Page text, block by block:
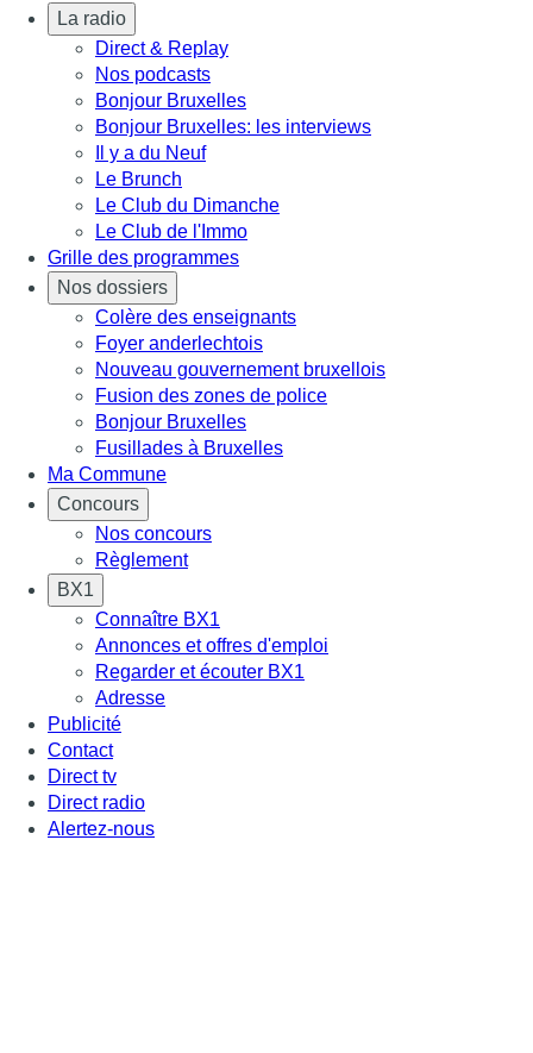
La radio
Direct & Replay
Nos podcasts
Bonjour Bruxelles
Bonjour Bruxelles: les interviews
Il y a du Neuf
Le Brunch
Le Club du Dimanche
Le Club de l'Immo
Grille des programmes
Nos dossiers
Colère des enseignants
Foyer anderlechtois
Nouveau gouvernement bruxellois
Fusion des zones de police
Bonjour Bruxelles
Fusillades à Bruxelles
Ma Commune
Concours
Nos concours
Règlement
BX1
Connaître BX1
Annonces et offres d'emploi
Regarder et écouter BX1
Adresse
Publicité
Contact
Direct tv
Direct radio
Alertez-nous